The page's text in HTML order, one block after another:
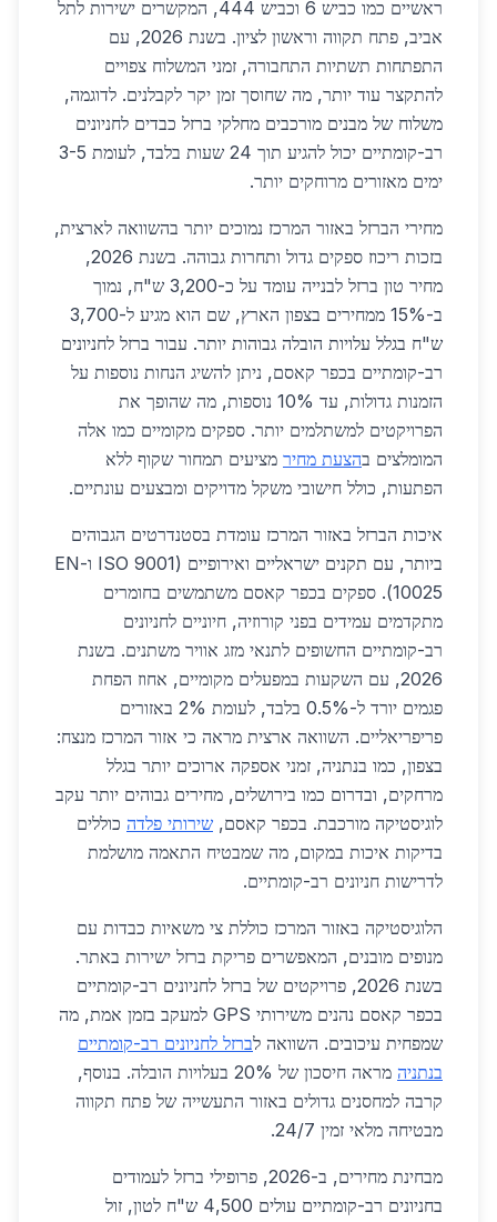
ראשיים כמו כביש 6 וכביש 444, המקשרים ישירות לתל
אביב, פתח תקווה וראשון לציון. בשנת 2026, עם
התפתחות תשתיות התחבורה, זמני המשלוח צפויים
להתקצר עוד יותר, מה שחוסך זמן יקר לקבלנים. לדוגמה,
משלוח של מבנים מורכבים מחלקי ברזל כבדים לחניונים
רב-קומתיים יכול להגיע תוך 24 שעות בלבד, לעומת 3-5
ימים מאזורים מרוחקים יותר.
מחירי הברזל באזור המרכז נמוכים יותר בהשוואה לארצית,
בזכות ריכוז ספקים גדול ותחרות גבוהה. בשנת 2026,
מחיר טון ברזל לבנייה עומד על כ-3,200 ש"ח, נמוך
ב-15% ממחירים בצפון הארץ, שם הוא מגיע ל-3,700
ש"ח בגלל עלויות הובלה גבוהות יותר. עבור ברזל לחניונים
רב-קומתיים בכפר קאסם, ניתן להשיג הנחות נוספות על
הזמנות גדולות, עד 10% נוספות, מה שהופך את
הפרויקטים למשתלמים יותר. ספקים מקומיים כמו אלה
המומלצים בהצעת מחיר מציעים תמחור שקוף ללא
הפתעות, כולל חישובי משקל מדויקים ומבצעים עונתיים.
איכות הברזל באזור המרכז עומדת בסטנדרטים הגבוהים
ביותר, עם תקנים ישראליים ואירופיים (ISO 9001 ו-EN
10025). ספקים בכפר קאסם משתמשים בחומרים
מתקדמים עמידים בפני קורוזיה, חיוניים לחניונים
רב-קומתיים החשופים לתנאי מזג אוויר משתנים. בשנת
2026, עם השקעות במפעלים מקומיים, אחוז הפחת
פגמים יורד ל-0.5% בלבד, לעומת 2% באזורים
פריפריאליים. השוואה ארצית מראה כי אזור המרכז מנצח:
בצפון, כמו בנתניה, זמני אספקה ארוכים יותר בגלל
מרחקים, ובדרום כמו בירושלים, מחירים גבוהים יותר עקב
לוגיסטיקה מורכבת. בכפר קאסם, שירותי פלדה כוללים
בדיקות איכות במקום, מה שמבטיח התאמה מושלמת
לדרישות חניונים רב-קומתיים.
הלוגיסטיקה באזור המרכז כוללת צי משאיות כבדות עם
מנופים מובנים, המאפשרים פריקת ברזל ישירות באתר.
בשנת 2026, פרויקטים של ברזל לחניונים רב-קומתיים
בכפר קאסם נהנים משירותי GPS למעקב בזמן אמת, מה
שמפחית עיכובים. השוואה לברזל לחניונים רב-קומתיים
בנתניה
מראה חיסכון של 20% בעלויות הובלה. בנוסף,
קרבה למחסנים גדולים באזור התעשייה של פתח תקווה
מבטיחה מלאי זמין 24/7.
מבחינת מחירים, ב-2026, פרופילי ברזל לעמודים
בחניונים רב-קומתיים עולים 4,500 ש"ח לטון, זול